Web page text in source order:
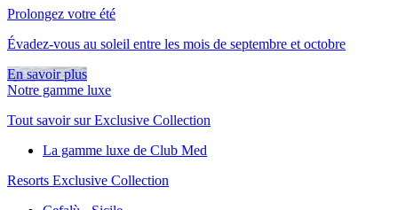
Prolongez votre été
Évadez-vous au soleil entre les mois de septembre et octobre
En savoir plus
Notre gamme luxe
Tout savoir sur Exclusive Collection
La gamme luxe de Club Med
Resorts Exclusive Collection